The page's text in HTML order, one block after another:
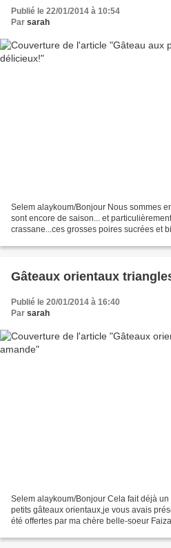
Publié le 22/01/2014 à 10:54
Par sarah
Selem alaykoum/Bonjour Nous sommes
sont encore de saison... et
crassane...ces grosses poires sucrées et
Gâteaux orientaux
Publié le 20/01/2014 à 16:40
Par sarah
Selem alaykoum/Bonjour Cela fait déjà
petits gâteaux orientaux,je vous avais
été offertes par ma chère belle-soeur